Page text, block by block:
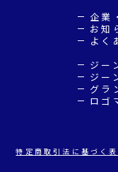
企業
お知
よく
ジー
ジー
グラ
ロゴ
特定商取引法に基づく